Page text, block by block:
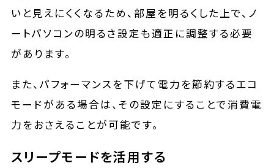
いと見えにくくなるため、部屋を明るくした上で、ノ
ートパソコンの明るさ設定も適正に調整する必要
があります。
また、パフォーマンスを下げて電力を節約するエコ
モードがある場合は、その設定にすることで消費電
力をおさえることが可能です。
スリープモードを活用する